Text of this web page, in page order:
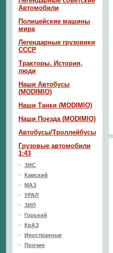
Автомобили
Полицейские машины
мира
Легендарные грузовики
СССР
Тракторы. История,
люди
Наши Автобусы
(MODIMIO)
Наши Танки (MODIMIO)
Наши Поезда (MODIMIO)
Автобусы/Троллейбусы
Грузовые автомобили
1:43
ЗИС
Камский
МАЗ
УРАЛ
ЗИЛ
Горький
КрАЗ
Иностранные
Прочие